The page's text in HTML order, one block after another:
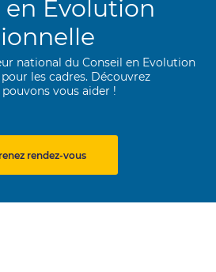
en Evolution
national du Conseil en Evolution
les cadres. Découvrez
vous aider !
rendez-vous